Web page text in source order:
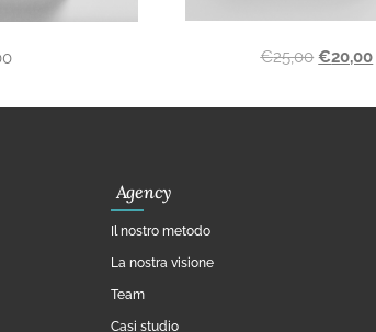
€25,00 €20,00
Agency
Il nostro metodo
La nostra visione
Team
Casi studio